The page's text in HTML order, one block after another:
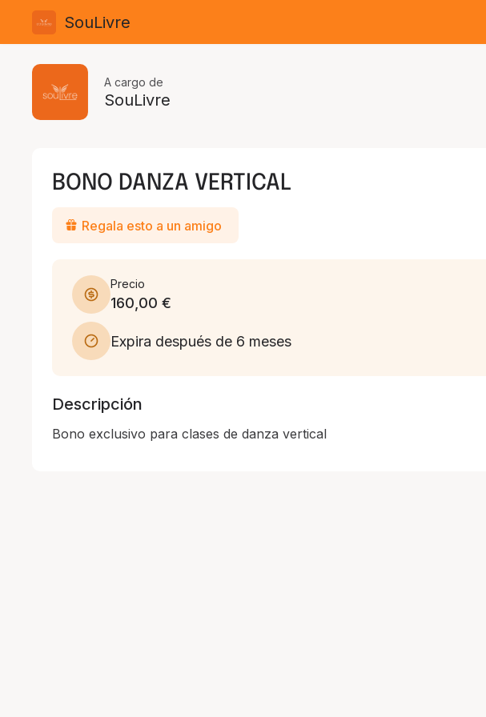
SouLivre
A cargo de
SouLivre
BONO DANZA VERTICAL
Regala esto a un amigo
Precio
160,00 €
Expira después de 6 meses
Descripción
Bono exclusivo para clases de danza vertical